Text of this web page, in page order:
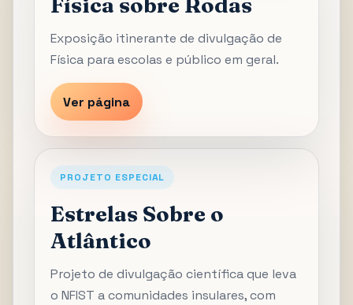
Exposição itinerante de divulgação de
Física para escolas e público em geral.
Ver página
PROJETO ESPECIAL
Estrelas Sobre o
Atlântico
Projeto de divulgação científica que leva
o NFIST a comunidades insulares, com